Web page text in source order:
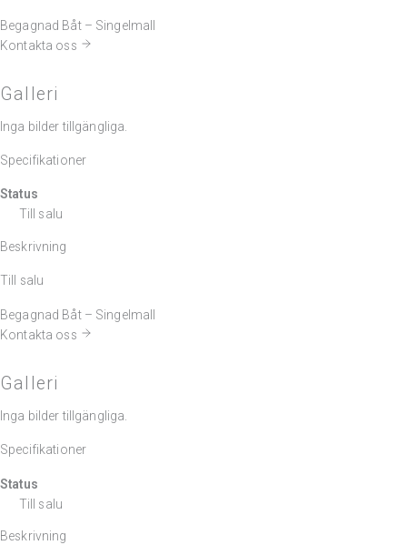
Begagnad Båt – Singelmall
Kontakta oss
Galleri
Inga bilder tillgängliga.
Specifikationer
Status
Till salu
Beskrivning
Till salu
Begagnad Båt – Singelmall
Kontakta oss
Galleri
Inga bilder tillgängliga.
Specifikationer
Status
Till salu
Beskrivning